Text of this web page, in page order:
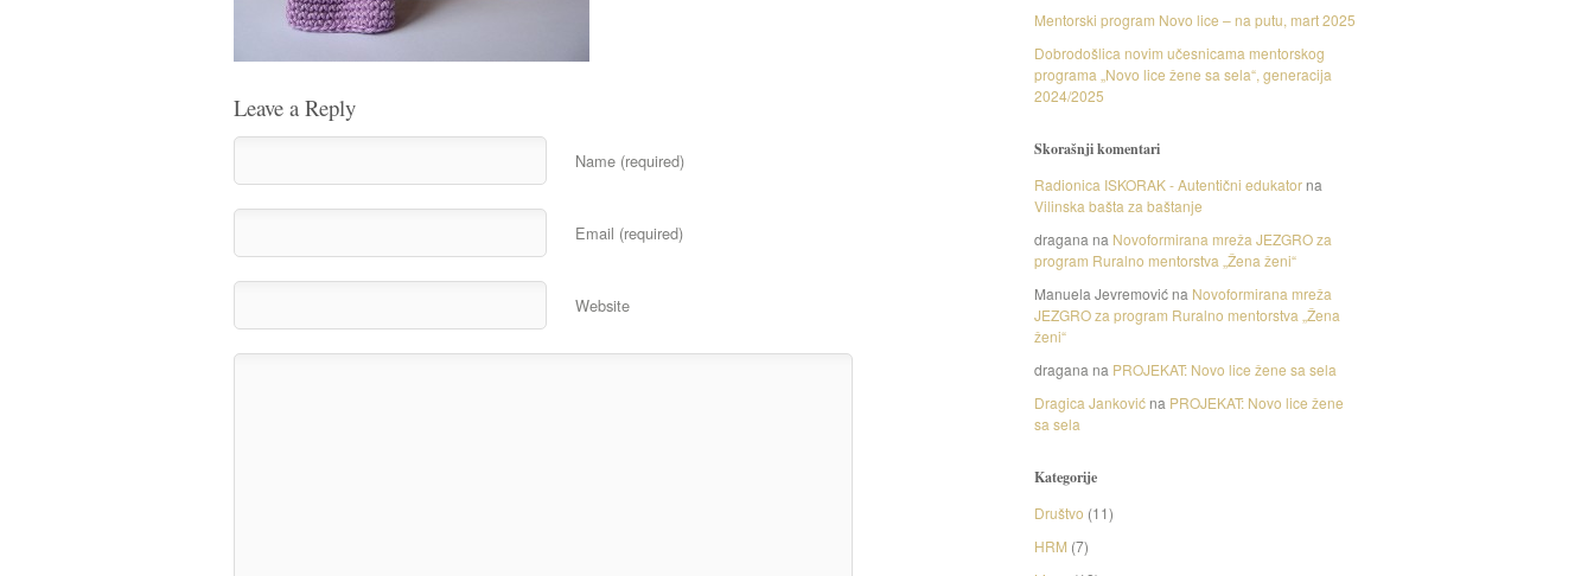
Leave a Reply
Name (required)
Email (required)
Website
Mentorski program Novo lice – na putu, mart 2025
Dobrodošlica novim učesnicama mentorskog
programa „Novo lice žene sa sela“, generacija
2024/2025
Skorašnji komentari
Radionica ISKORAK - Autentični edukator na
Vilinska bašta za baštanje
dragana na Novoformirana mreža JEZGRO za
program Ruralno mentorstva „Žena ženi“
Manuela Jevremović na Novoformirana mreža
JEZGRO za program Ruralno mentorstva „Žena
ženi“
dragana na PROJEKAT: Novo lice žene sa sela
Dragica Janković na PROJEKAT: Novo lice žene
sa sela
Kategorije
Društvo (11)
HRM (7)